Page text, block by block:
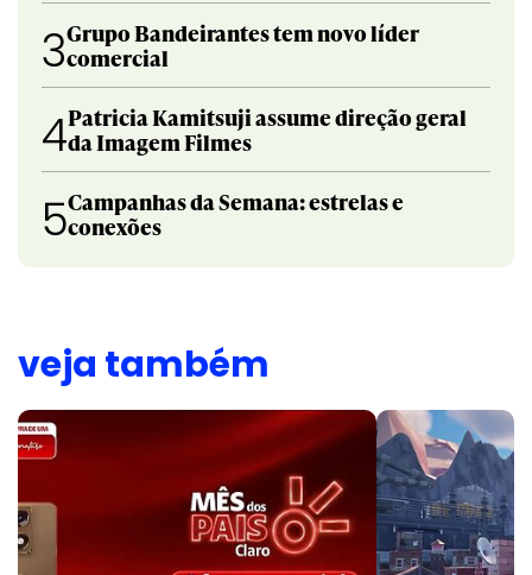
3Grupo Bandeirantes tem novo líder
comercial
4Patricia Kamitsuji assume direção geral
da Imagem Filmes
5Campanhas da Semana: estrelas e
conexões
veja também